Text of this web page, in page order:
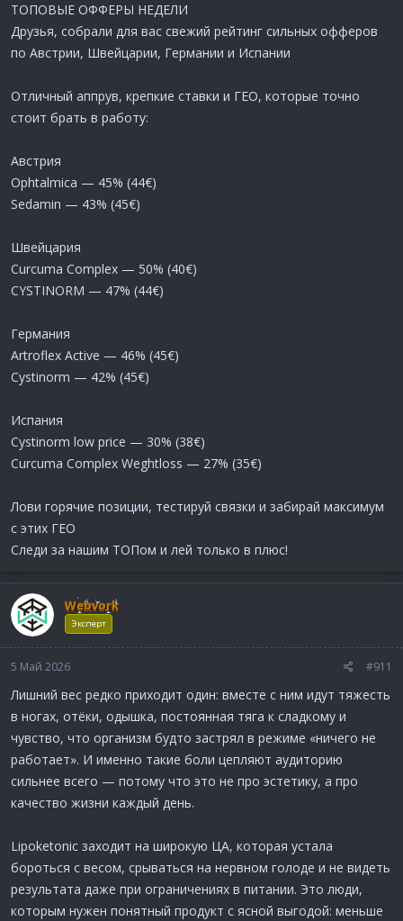
Лови сильные позиции в работу, тестируй связки и забирай
максимум с этих ГЕО
Следи за нашим ТОПом и лей только в плюс!
ТОПОВЫЕ ОФФЕРЫ НЕДЕЛИ
Друзья, собрали для вас свежий рейтинг сильных офферов
по Австрии, Швейцарии, Германии и Испании
Отличный аппрув, крепкие ставки и ГЕО, которые точно
стоит брать в работу:
Австрия
Ophtalmica — 45% (44€)
Sedamin — 43% (45€)
Швейцария
Curcuma Complex — 50% (40€)
CYSTINORM — 47% (44€)
Германия
Artroflex Active — 46% (45€)
Cystinorm — 42% (45€)
Испания
Cystinorm low price — 30% (38€)
Curcuma Complex Weghtloss — 27% (35€)
Лови горячие позиции, тестируй связки и забирай максимум
с этих ГЕО
Следи за нашим ТОПом и лей только в плюс!
Webvork
Эксперт
5 Май 2026 #911
Лишний вес редко приходит один: вместе с ним идут тяжесть
в ногах, отёки, одышка, постоянная тяга к сладкому и
чувство, что организм будто застрял в режиме «ничего не
работает». И именно такие боли цепляют аудиторию
сильнее всего — потому что это не про эстетику, а про
качество жизни каждый день.
Lipoketonic заходит на широкую ЦА, которая устала
бороться с весом, срываться на нервном голоде и не видеть
результата даже при ограничениях в питании. Это люди,
которым нужен понятный продукт с ясной выгодой: меньше